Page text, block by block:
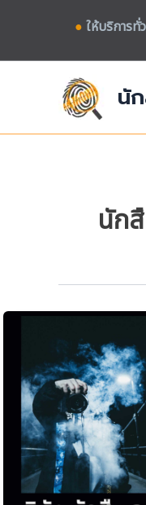
● ให้บริการทั่
นั
นัก